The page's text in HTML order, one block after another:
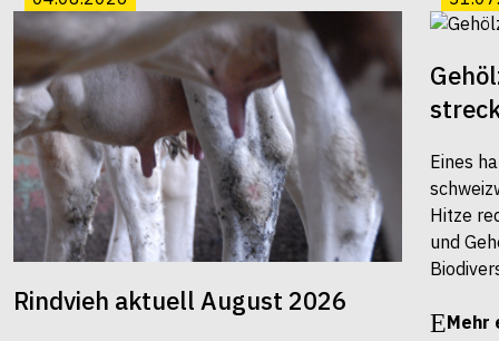
Rindvieh aktuell August 2026
Eines
Hitze
und
Mehr